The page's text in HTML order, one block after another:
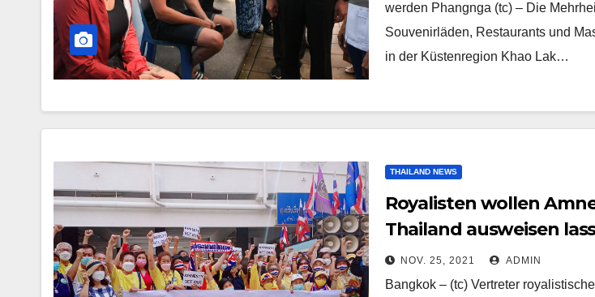
werden Phangnga (tc) – Die
Souvenirläden, Restaurants und
in der Küstenregion Khao Lak…
THAILAND NEWS
Royalisten wollen
Thailand ausweisen
NOV. 25, 2021 ADMIN
Bangkok – (tc) Vertreter